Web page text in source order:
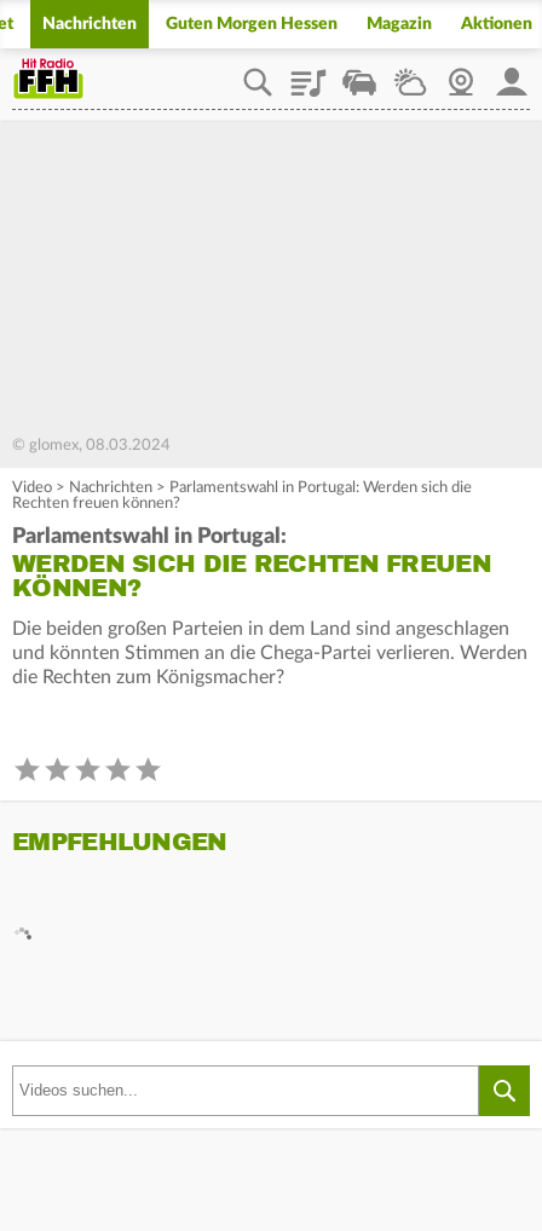
Nachrichten Guten Morgen Hessen Magazin Aktionen
PlaylistStaupilotWetterWebcam
© glomex, 08.03.2024
Video > Nachrichten > Parlamentswahl in Portugal: Werden sich die
Rechten freuen können?
Parlamentswahl in Portugal:
WERDEN SICH DIE RECHTEN FREUEN
KÖNNEN?
Die beiden großen Parteien in dem Land sind angeschlagen
und könnten Stimmen an die Chega-Partei verlieren. Werden
die Rechten zum Königsmacher?
EMPFEHLUNGEN